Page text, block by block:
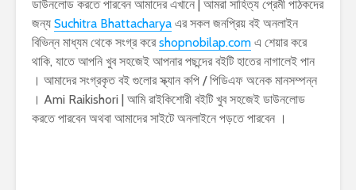
ডাউনলোড করতে পারবেন আমাদের এখানে | আমরা সাহিত্য প্রেমী পাঠকদের
জন্য Suchitra Bhattacharya এর সকল জনপ্রিয় বই অনলাইন
বিভিন্ন মাধ্যম থেকে সংগ্র করেshopnobilap.com এ শেয়ার করে
থাকি, যাতে আপনি খুব সহজেই আপনার পছন্দের বইটি হাতের নাগালেই পান
। আমাদের সংগ্রকৃত বই গুলোর স্ক্যান কপি / পিডিএফ অনেক মানসম্পন্ন
। Ami Raikishori | আমি রাইকিশোরী বইটি খুব সহজেই ডাউনলোড
করতে পারবেন অথবা আমাদের সাইটে অনলাইনে পড়তে পারবেন ।